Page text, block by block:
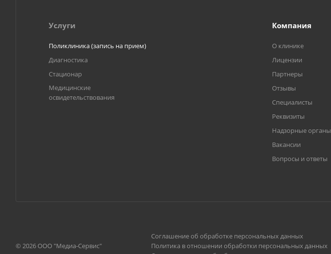
Услуги
Поликлиника (запись на прием)
Диагностика
Стационар
Медицинские
освидетельствования
Компания
О клинике
Лицензии
Партнеры
Отзывы
Специалисты
Реквизиты
Надзорные органы
Вакансии
Вопросы и ответы
© 2026 ООО "Медиа-Сервис"
Соглашение об обработке персональных данных
Политика в отношении обработки персональных данных